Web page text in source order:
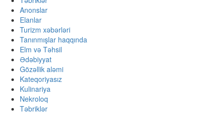
Anonslar
Elanlar
Turizm xəbərləri
Tanınmışlar haqqında
Elm və Təhsil
Ədəbiyyat
Gözəllik aləmi
Kateqoriyasız
Kulinariya
Nekroloq
Təbriklər